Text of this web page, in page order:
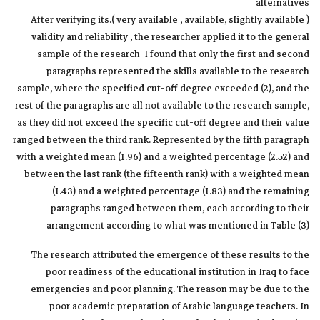
( very available , available, slightly available ).After verifying its
validity and reliability , the researcher applied it to the general
sample of the research I found that only the first and second
paragraphs represented the skills available to the research
sample, where the specified cut-off degree exceeded (2), and the
rest of the paragraphs are all not available to the research sample,
as they did not exceed the specific cut-off degree and their value
ranged between the third rank. Represented by the fifth paragraph
with a weighted mean (1.96) and a weighted percentage (2.52) and
between the last rank (the fifteenth rank) with a weighted mean
(1.43) and a weighted percentage (1.83) and the remaining
paragraphs ranged between them, each according to their
arrangement according to what was mentioned in Table (3)
The research attributed the emergence of these results to the
poor readiness of the educational institution in Iraq to face
emergencies and poor planning. The reason may be due to the
poor academic preparation of Arabic language teachers. In